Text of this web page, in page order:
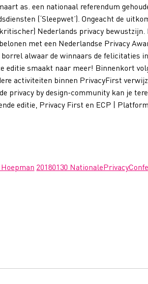
as. een nationaal referendum
(‘Sleepwet’). Ongeacht de
Nederlands privacy bewustzijn.
met een Nederlandse Privacy
alwaar de winnaars de felicitaties
editie smaakt naar meer! Binnenkort
activiteiten binnen PrivacyFirst
privacy by design-community kan je
editie, Privacy First en ECP |
20180130